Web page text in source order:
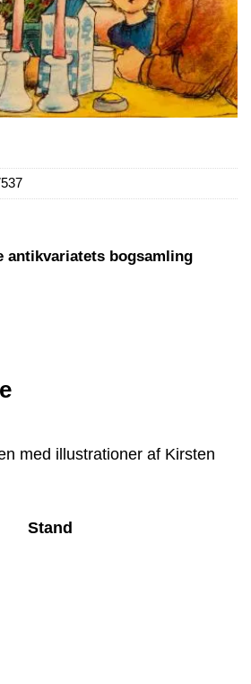
antikvariatets bogsamling
med illustrationer af Kirsten
Stand